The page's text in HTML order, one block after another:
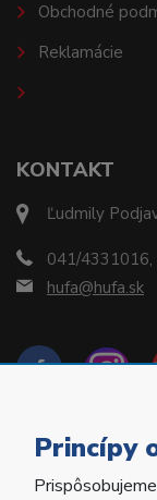
KONTAKT
Ľudmily
041/
hufa@hufa.sk
Obchodné
Reklamácie
Copyright ©
Princípy